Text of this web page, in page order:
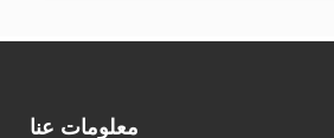
معلومات عنا